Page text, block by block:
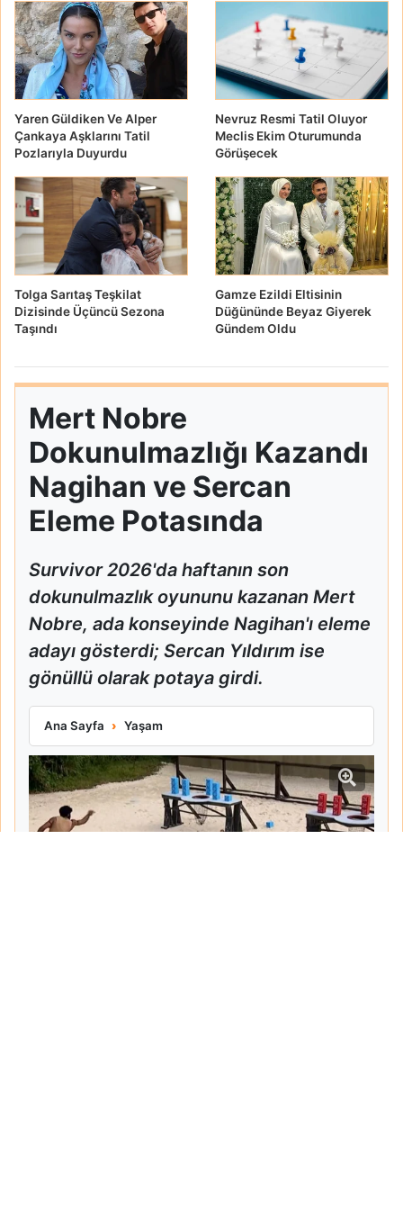
Yaren Güldiken Ve Alper
Çankaya Aşklarını Tatil
Pozlarıyla Duyurdu
Nevruz Resmi Tatil Oluyor
Meclis Ekim Oturumunda
Görüşecek
Tolga Sarıtaş Teşkilat
Dizisinde Üçüncü Sezona
Taşındı
Gamze Ezildi Eltisinin
Düğününde Beyaz Giyerek
Gündem Oldu
Mert Nobre
Dokunulmazlığı Kazandı
Nagihan ve Sercan
Eleme Potasında
Survivor 2026'da haftanın son
dokunulmazlık oyununu kazanan Mert
Nobre, ada konseyinde Nagihan'ı eleme
adayı gösterdi; Sercan Yıldırım ise
gönüllü olarak potaya girdi.
Ana Sayfa Yaşam
Mert Nobre Dokunulmazlığı Kazandı Nagihan ve Sercan